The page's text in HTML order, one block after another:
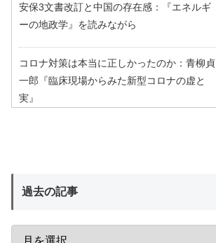
安保3文書改訂と中国の存在感：『エネルギ
ーの地政学』を読みながら
コロナ対策は本当に正しかったのか：青柳貞
一郎『臨床現場からみた新型コロナの虚と
実』
過去の記事